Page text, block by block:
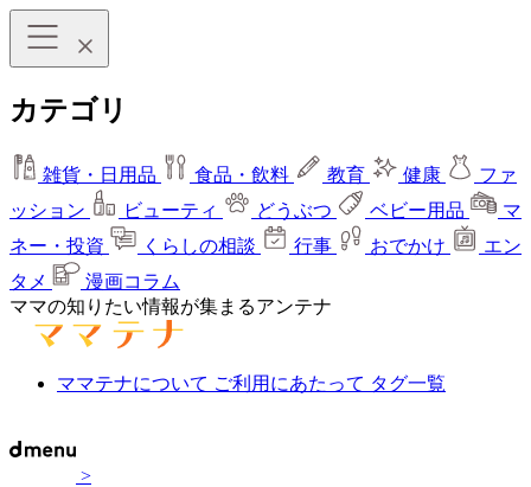
カテゴリ
雑貨・日用品 食品・飲料 教育 健康
ファ
ッション
ビューティ どうぶつ ベビー用品
マ
ネー・投資
くらしの相談 行事 おでかけ
エン
タメ
漫画コラム
ママの知りたい情報が集まるアンテナ
ママテナについて ご利用にあたって タグ一覧
>